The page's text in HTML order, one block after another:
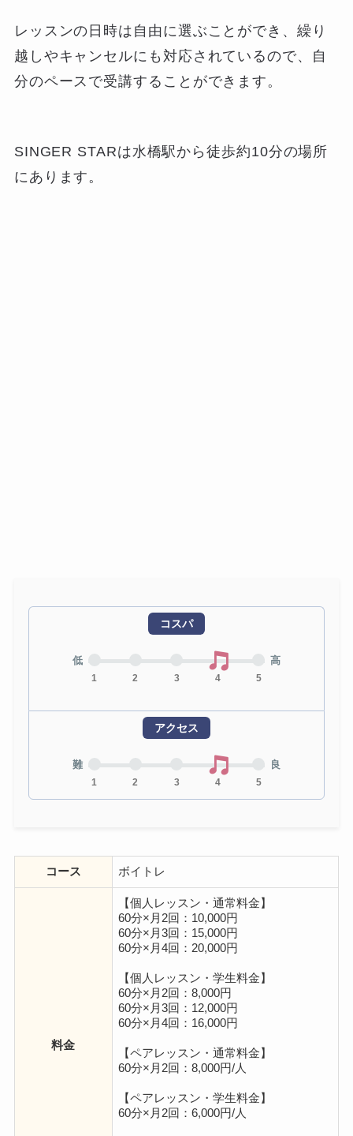
レッスンの日時は自由に選ぶことができ、繰り
越しやキャンセルにも対応されているので、自
分のペースで受講することができます。
SINGER STARは水橋駅から徒歩約10分の場所
にあります。
コスパ
低
1 2 3 4 5
高
アクセス
難
1 2 3 4 5
良
コース ボイトレ
料金
【個人レッスン・通常料金】
60分×月2回：10,000円
60分×月3回：15,000円
60分×月4回：20,000円
【個人レッスン・学生料金】
60分×月2回：8,000円
60分×月3回：12,000円
60分×月4回：16,000円
【ペアレッスン・通常料金】
60分×月2回：8,000円/人
【ペアレッスン・学生料金】
60分×月2回：6,000円/人